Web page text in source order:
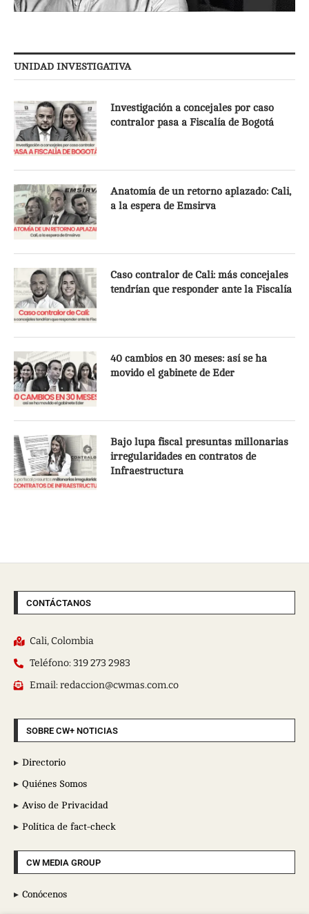
UNIDAD INVESTIGATIVA
Investigación a concejales por caso
contralor pasa a Fiscalía de Bogotá
Anatomía de un retorno aplazado: Cali,
a la espera de Emsirva
Caso contralor de Cali: más concejales
tendrían que responder ante la Fiscalía
40 cambios en 30 meses: así se ha
movido el gabinete de Eder
Bajo lupa fiscal presuntas millonarias
irregularidades en contratos de
Infraestructura
CONTÁCTANOS
Cali, Colombia
Teléfono: 319 273 2983
Email: redaccion@cwmas.com.co
SOBRE CW+ NOTICIAS
Directorio
Quiénes Somos
Aviso de Privacidad
Política de fact-check
CW MEDIA GROUP
Conócenos